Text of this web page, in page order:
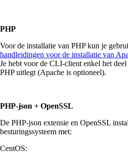
PHP
Voor de installatie van PHP kun je
handleidingen voor de installatie van
Je hebt voor de CLI-client enkel het
PHP uitlegt (Apache is optioneel).
PHP-json + OpenSSL
De PHP-json extensie en OpenSSL
besturingssysteem met:
CentOS: